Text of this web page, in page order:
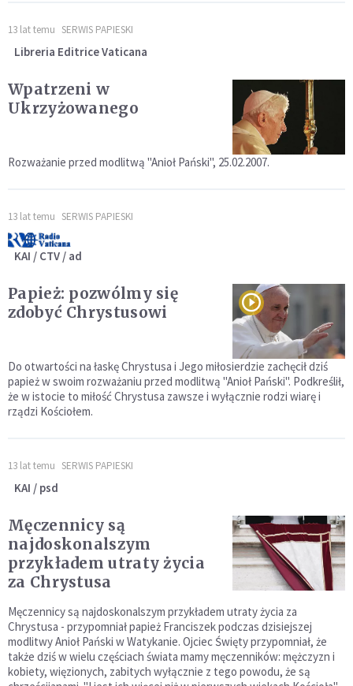
13 lat temu SERWIS PAPIESKI
Libreria Editrice Vaticana
Wpatrzeni w
Ukrzyżowanego
Rozważanie przed modlitwą "Anioł Pański", 25.02.2007.
13 lat temu SERWIS PAPIESKI
KAI / CTV / ad
Papież: pozwólmy się
zdobyć Chrystusowi
Do otwartości na łaskę Chrystusa i Jego miłosierdzie zachęcił dziś
papież w swoim rozważaniu przed modlitwą "Anioł Pański". Podkreślił,
że w istocie to miłość Chrystusa zawsze i wyłącznie rodzi wiarę i
rządzi Kościołem.
13 lat temu SERWIS PAPIESKI
KAI / psd
Męczennicy są
najdoskonalszym
przykładem utraty życia
za Chrystusa
Męczennicy są najdoskonalszym przykładem utraty życia za
Chrystusa - przypomniał papież Franciszek podczas dzisiejszej
modlitwy Anioł Pański w Watykanie. Ojciec Święty przypomniał, że
także dziś w wielu częściach świata mamy męczenników: mężczyzn i
kobiety, więzionych, zabitych wyłącznie z tego powodu, że są